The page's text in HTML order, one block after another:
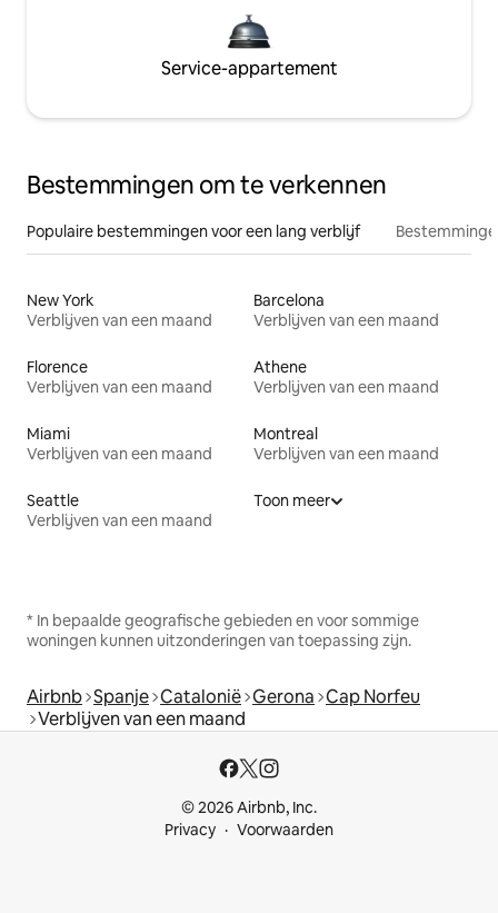
Service-appartement
Bestemmingen om te verkennen
Populaire bestemmingen voor een lang verblijf
New York
Verblijven van een maand
Barcelona
Verblijven van een maand
Florence
Verblijven van een maand
Athene
Verblijven van een maand
Miami
Verblijven van een maand
Montreal
Verblijven van een maand
Seattle
Verblijven van een maand
Toon meer
* In bepaalde geografische gebieden en voor sommige
woningen kunnen uitzonderingen van toepassing zijn.
Airbnb Spanje Catalonië Gerona Cap Norfeu
Verblijven van een maand
© 2026 Airbnb, Inc.
Privacy
Voorwaarden